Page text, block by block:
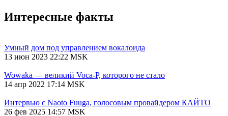
Интересные факты
Умный дом под управлением вокалоида
13 июн 2023 22:22 MSK
Wowaka — великий Voca-P, которого не стало
14 апр 2022 17:14 MSK
Интервью с Naoto Fuuga, голосовым провайдером КАЙТО
26 фев 2025 14:57 MSK